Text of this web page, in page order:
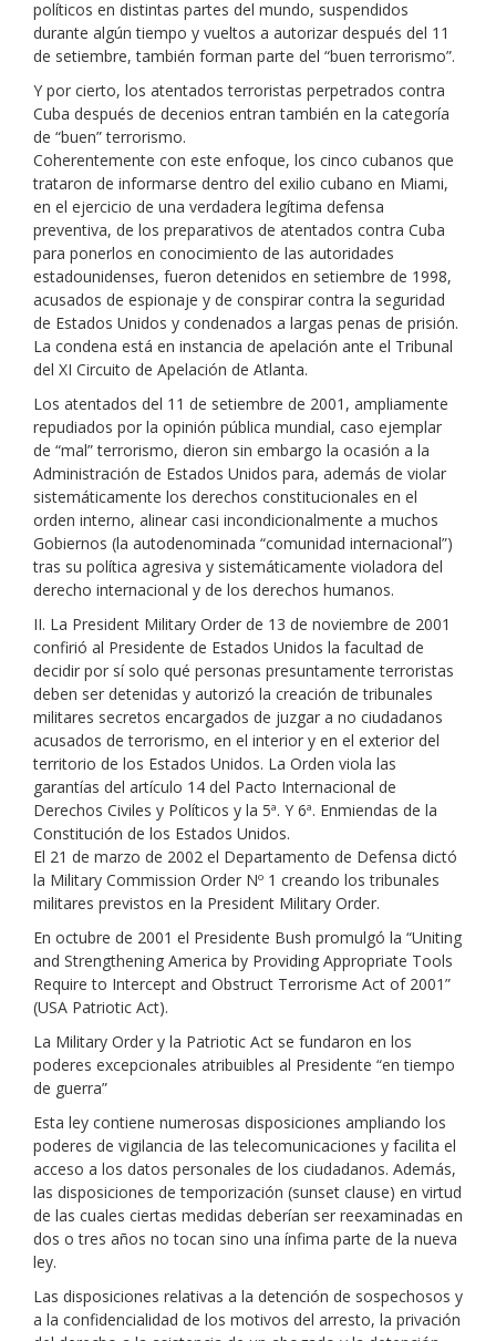
políticos en distintas partes del mundo, suspendidos
durante algún tiempo y vueltos a autorizar después del 11
de setiembre, también forman parte del “buen terrorismo”.
Y por cierto, los atentados terroristas perpetrados contra
Cuba después de decenios entran también en la categoría
de “buen” terrorismo.
Coherentemente con este enfoque, los cinco cubanos que
trataron de informarse dentro del exilio cubano en Miami,
en el ejercicio de una verdadera legítima defensa
preventiva, de los preparativos de atentados contra Cuba
para ponerlos en conocimiento de las autoridades
estadounidenses, fueron detenidos en setiembre de 1998,
acusados de espionaje y de conspirar contra la seguridad
de Estados Unidos y condenados a largas penas de prisión.
La condena está en instancia de apelación ante el Tribunal
del XI Circuito de Apelación de Atlanta.
Los atentados del 11 de setiembre de 2001, ampliamente
repudiados por la opinión pública mundial, caso ejemplar
de “mal” terrorismo, dieron sin embargo la ocasión a la
Administración de Estados Unidos para, además de violar
sistemáticamente los derechos constitucionales en el
orden interno, alinear casi incondicionalmente a muchos
Gobiernos (la autodenominada “comunidad internacional”)
tras su política agresiva y sistemáticamente violadora del
derecho internacional y de los derechos humanos.
II. La President Military Order de 13 de noviembre de 2001
confirió al Presidente de Estados Unidos la facultad de
decidir por sí solo qué personas presuntamente terroristas
deben ser detenidas y autorizó la creación de tribunales
militares secretos encargados de juzgar a no ciudadanos
acusados de terrorismo, en el interior y en el exterior del
territorio de los Estados Unidos. La Orden viola las
garantías del artículo 14 del Pacto Internacional de
Derechos Civiles y Políticos y la 5ª. Y 6ª. Enmiendas de la
Constitución de los Estados Unidos.
El 21 de marzo de 2002 el Departamento de Defensa dictó
la Military Commission Order Nº 1 creando los tribunales
militares previstos en la President Military Order.
En octubre de 2001 el Presidente Bush promulgó la “Uniting
and Strengthening America by Providing Appropriate Tools
Require to Intercept and Obstruct Terrorisme Act of 2001”
(USA Patriotic Act).
La Military Order y la Patriotic Act se fundaron en los
poderes excepcionales atribuibles al Presidente “en tiempo
de guerra”
Esta ley contiene numerosas disposiciones ampliando los
poderes de vigilancia de las telecomunicaciones y facilita el
acceso a los datos personales de los ciudadanos. Además,
las disposiciones de temporización (sunset clause) en virtud
de las cuales ciertas medidas deberían ser reexaminadas en
dos o tres años no tocan sino una ínfima parte de la nueva
ley.
Las disposiciones relativas a la detención de sospechosos y
a la confidencialidad de los motivos del arresto, la privación